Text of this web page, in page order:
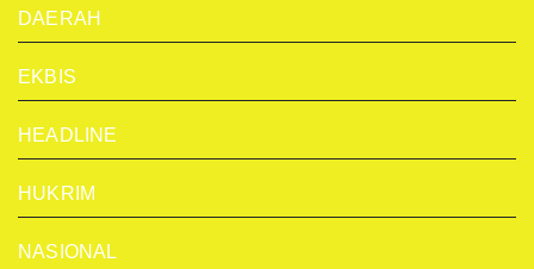
DAERAH
EKBIS
HEADLINE
HUKRIM
NASIONAL